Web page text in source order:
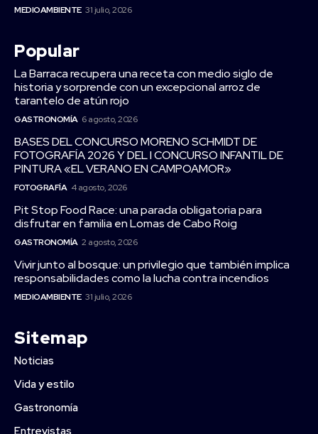
MEDIOAMBIENTE 31 julio, 2026
Popular
La Barraca recupera una receta con medio siglo de
historia y sorprende con un excepcional arroz de
tarantelo de atún rojo
GASTRONOMÍA 6 agosto, 2026
BASES DEL CONCURSO MORENO SCHMIDT DE
FOTOGRAFÍA 2026 Y DEL I CONCURSO INFANTIL DE
PINTURA «EL VERANO EN CAMPOAMOR»
FOTOGRAFÍA 4 agosto, 2026
Pit Stop Food Race: una parada obligatoria para
disfrutar en familia en Lomas de Cabo Roig
GASTRONOMÍA 2 agosto, 2026
Vivir junto al bosque: un privilegio que también implica
responsabilidades como la lucha contra incendios
MEDIOAMBIENTE 31 julio, 2026
Sitemap
Noticias
Vida y estilo
Gastronomía